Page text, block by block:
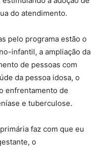
do atendimento.
pelo programa estão o
infantil, a ampliação da
de pessoas com
da pessoa idosa, o
enfrentamento de
e tuberculose.
faz com que eu
o